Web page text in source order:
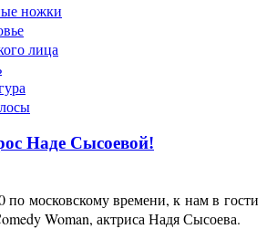
ножки
лица
Наде Сысоевой!
по московскому времени, к нам в гости
Woman, актриса Надя Сысоева.